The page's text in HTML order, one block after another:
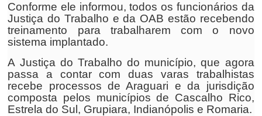
Conforme ele informou, todos os funcionários da
Justiça do Trabalho e da OAB estão recebendo
treinamento para trabalharem com o novo
sistema implantado.
A Justiça do Trabalho do município, que agora
passa a contar com duas varas trabalhistas
recebe processos de Araguari e da jurisdição
composta pelos municípios de Cascalho Rico,
Estrela do Sul, Grupiara, Indianópolis e Romaria.